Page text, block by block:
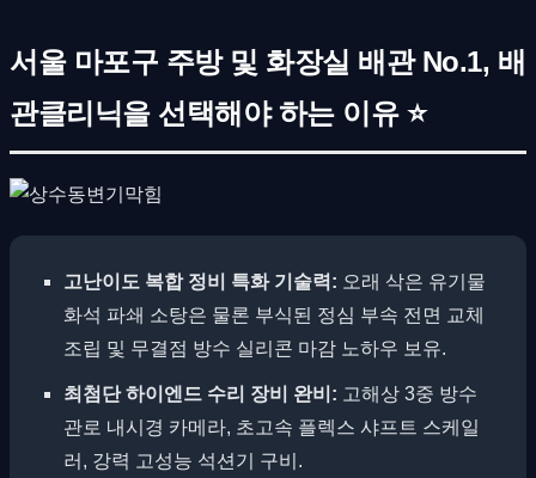
서울 마포구 주방 및 화장실 배관 No.1, 배
관클리닉을 선택해야 하는 이유 ⭐
고난이도 복합 정비 특화 기술력: 오래 삭은 유기물
화석 파쇄 소탕은 물론 부식된 정심 부속 전면 교체
조립 및 무결점 방수 실리콘 마감 노하우 보유.
최첨단 하이엔드 수리 장비 완비: 고해상 3중 방수
관로 내시경 카메라, 초고속 플렉스 샤프트 스케일
러, 강력 고성능 석션기 구비.